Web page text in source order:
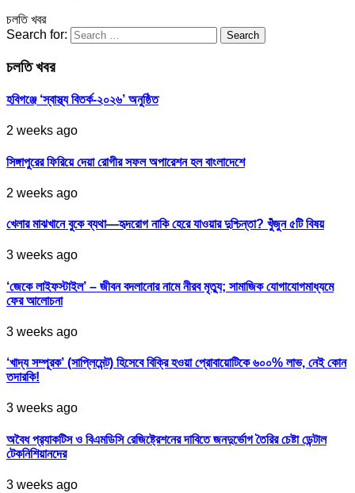
চলতি খবর
Search for:
চলতি খবর
হবিগঞ্জে ‘স্বাস্থ্য বিতর্ক-২০২৬’ অনুষ্ঠিত
2 weeks ago
সিঙ্গাপুরের ফিরিয়ে দেয়া রোগীর সফল অপারেশন হল বাংলাদেশে
2 weeks ago
খেলার মাঝখানে বুকে ব্যথা—হৃদরোগ নাকি হেরে যাওয়ার দুশ্চিন্তা? খুঁজুন ৫টি বিষয়
3 weeks ago
‘জেকে লাইফস্টাইল’ – জীবন বদলানোর নামে নীরব মৃত্যু; সামাজিক যোগাযোগমাধ্যমে
ফের আলোচনা
3 weeks ago
‘খাদ্য সম্পূরক’ (সাপ্লিমেন্ট) হিসেবে বিক্রি হওয়া প্রোবায়োটিকে ৬০০% লাভ, নেই কোন
তদারকি!
3 weeks ago
অবৈধ প্র‍্যাকটিস ও বিএমডিসি রেজিষ্ট্রেশনের দাবিতে জনদুর্ভোগ তৈরির চেষ্টা ডেন্টাল
টেকনিশিয়ানদের
3 weeks ago